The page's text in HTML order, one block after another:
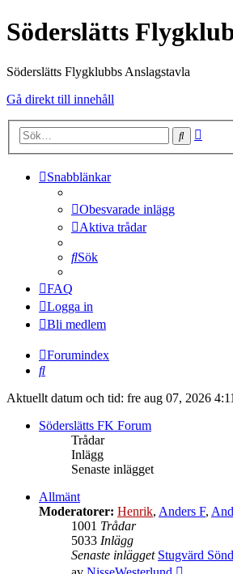
Söderslätts
Söderslätts Flygklubbs Anslagstavla
Gå direkt till innehåll
Sök
Snabblänkar
Obesvarade inlägg
Aktiva trådar
Sök
FAQ
Logga in
Bli medlem
Forumindex
Sök
Aktuellt datum och tid: fre aug 07, 2026
Söderslätts FK Forum
Trådar
Inlägg
Senaste inlägget
Allmänt
Moderatorer: Henrik, Anders F,
1001 Trådar
5033 Inlägg
Senaste inlägget Stugvärd